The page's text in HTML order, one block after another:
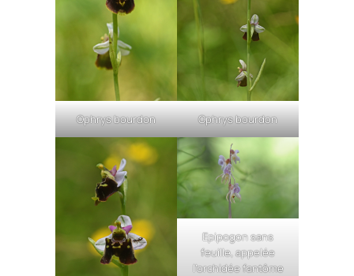
Ophrys bourdon Ophrys bourdon
Epipogon sans
feuille, appelée
l’orchidée fantôme